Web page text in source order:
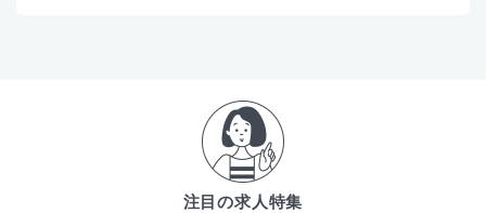
注目の求人特集